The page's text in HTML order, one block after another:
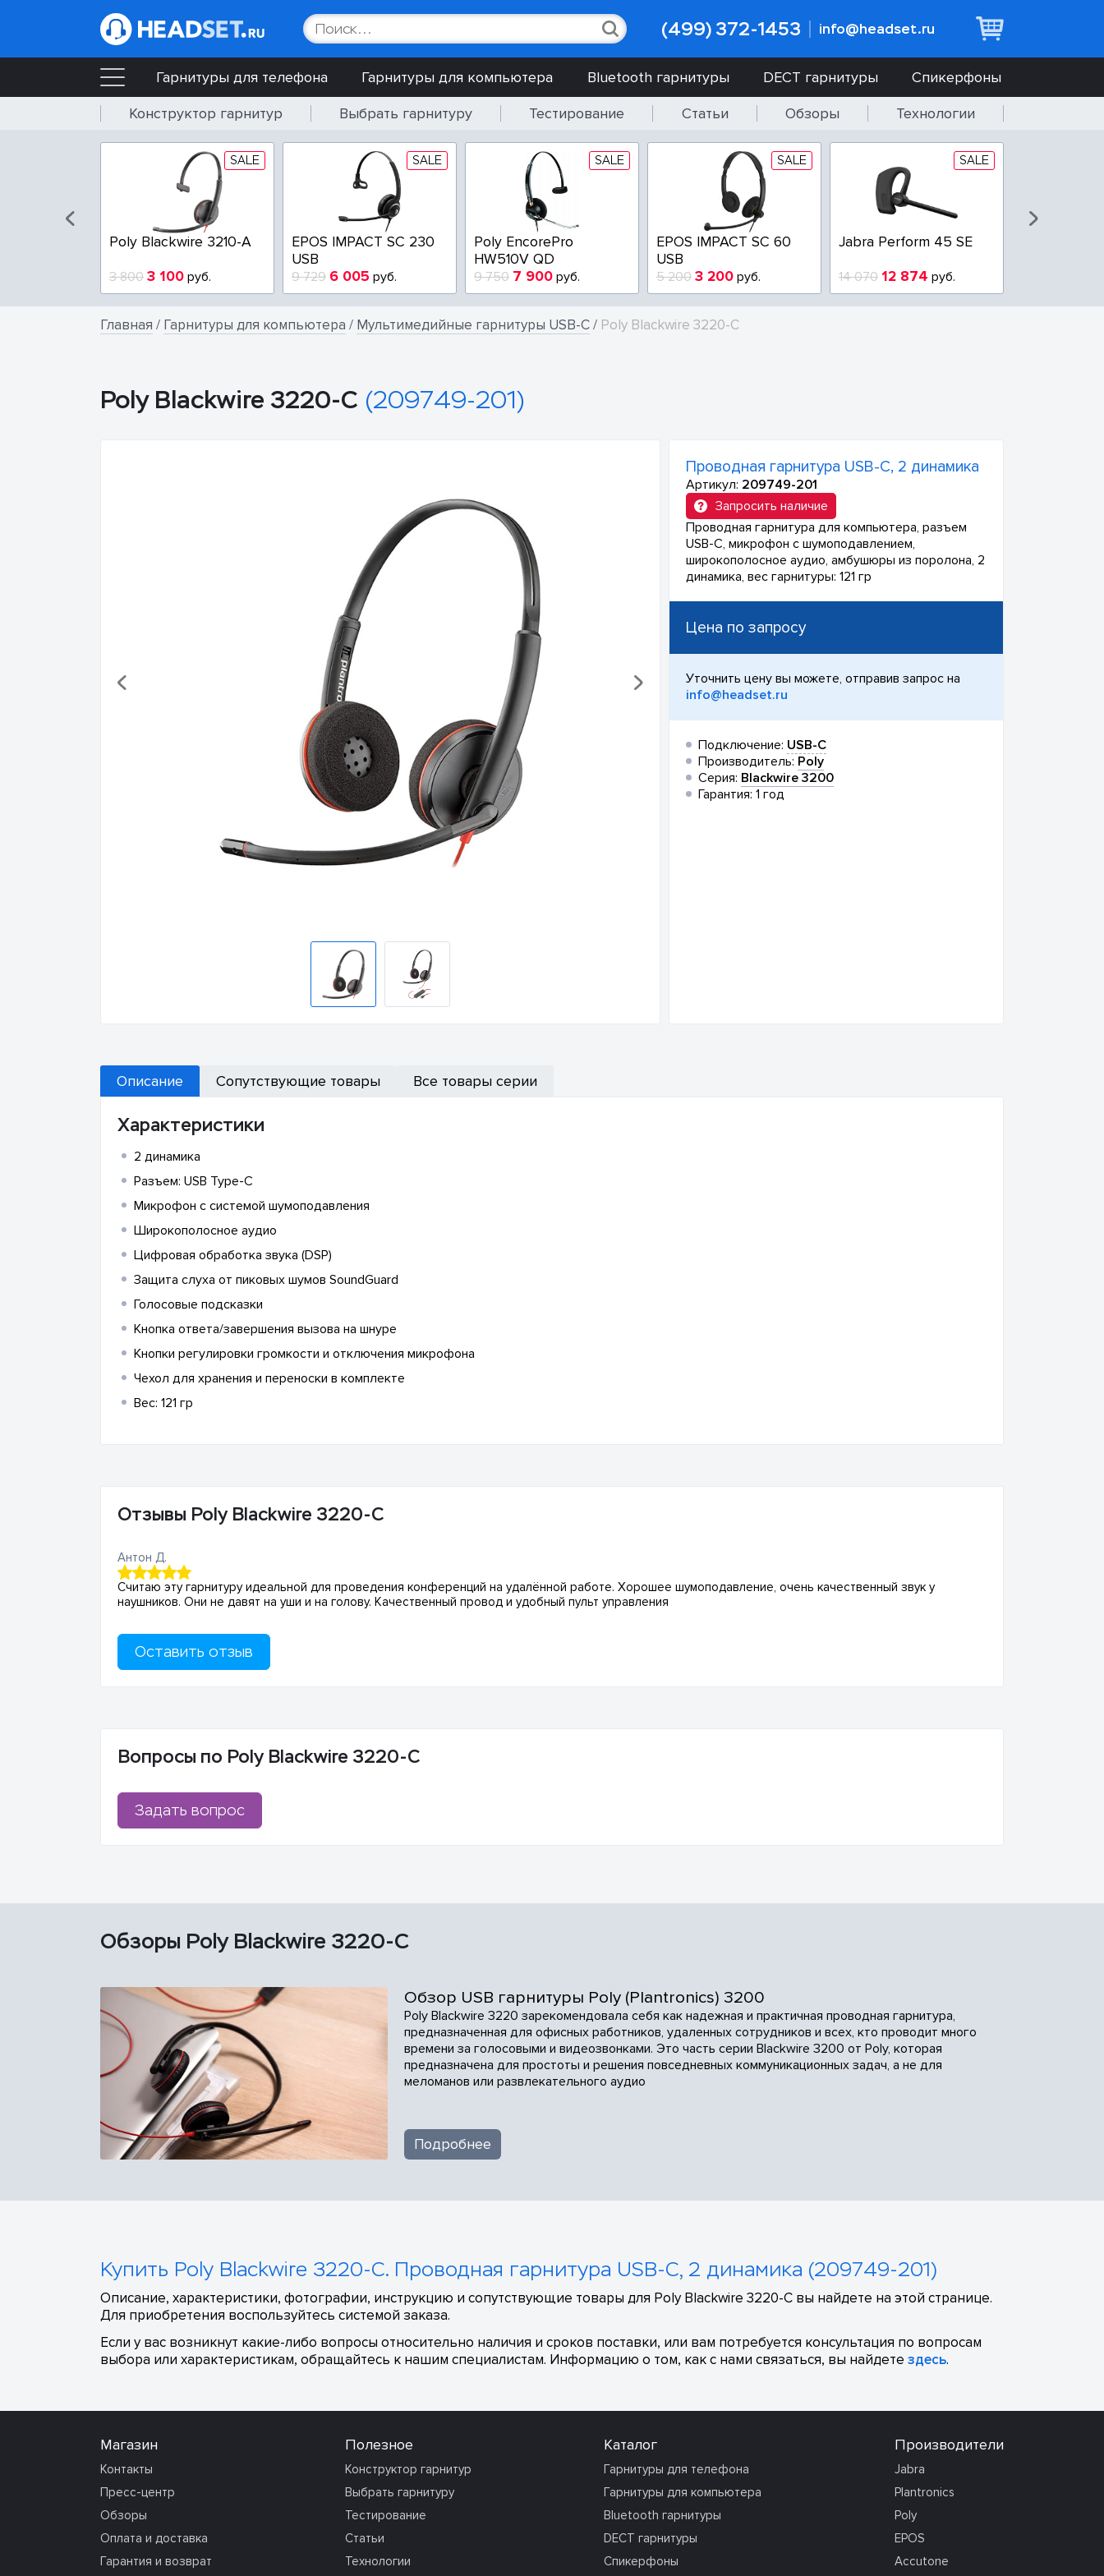
(499) 372-1453 info@headset.ru
Гарнитуры для телефона Гарнитуры для компьютера Bluetooth гарнитуры DECT гарнитуры
Спикерфоны
Конструктор гарнитур
Выбрать гарнитуру Тестирование Статьи Обзоры Технологии
SALE
Poly Blackwire 3210-A
3 800 3 100 руб.
SALE
EPOS IMPACT SC 230
USB
9 729 6 005 руб.
SALE
Poly EncorePro
HW510V QD
9 750 7 900 руб.
SALE
EPOS IMPACT SC 60
USB
5 200 3 200 руб.
SALE
Jabra Perform 45 SE
14 070 12 874 руб.
Главная / Гарнитуры для компьютера / Мультимедийные гарнитуры USB-C/ Poly Blackwire 3220-C
Poly Blackwire 3220-C (209749-201)
Проводная гарнитура USB-C, 2 динамика
Артикул: 209749-201
Запросить наличие
Проводная гарнитура для компьютера, разъем
USB-C, микрофон с шумоподавлением,
широкополосное аудио, амбушюры из поролона, 2
динамика, вес гарнитуры: 121 гр
Цена по запросу
Уточнить цену вы можете, отправив запрос на
info@headset.ru
Подключение: USB-C
Производитель: Poly
Серия: Blackwire 3200
Гарантия: 1 год
Описание Сопутствующие товары Все товары серии
Характеристики
2 динамика
Разъем: USB Type-C
Микрофон с системой шумоподавления
Широкополосное аудио
Цифровая обработка звука (DSP)
Защита слуха от пиковых шумов SoundGuard
Голосовые подсказки
Кнопка ответа/завершения вызова на шнуре
Кнопки регулировки громкости и отключения микрофона
Чехол для хранения и переноски в комплекте
Вес: 121 гр
Отзывы Poly Blackwire 3220-C
Антон Д.
Считаю эту гарнитуру идеальной для проведения конференций на удалённой работе. Хорошее шумоподавление, очень качественный звук у
наушников. Они не давят на уши и на голову. Качественный провод и удобный пульт управления
Оставить отзыв
Вопросы по Poly Blackwire 3220-C
Задать вопрос
Обзоры Poly Blackwire 3220-C
Обзор USB гарнитуры Poly (Plantronics) 3200
Poly Blackwire 3220 зарекомендовала себя как надежная и практичная проводная гарнитура,
предназначенная для офисных работников, удаленных сотрудников и всех, кто проводит много
времени за голосовыми и видеозвонками. Это часть серии Blackwire 3200 от Poly, которая
предназначена для простоты и решения повседневных коммуникационных задач, а не для
меломанов или развлекательного аудио
Подробнее
Купить Poly Blackwire 3220-C. Проводная гарнитура USB-C, 2 динамика (209749-201)
Описание, характеристики, фотографии, инструкцию и сопутствующие товары для Poly Blackwire 3220-C вы найдете на этой странице.
Для приобретения воспользуйтесь системой заказа.
Если у вас возникнут какие-либо вопросы относительно наличия и сроков поставки, или вам потребуется консультация по вопросам
выбора или характеристикам, обращайтесь к нашим специалистам. Информацию о том, как с нами связаться, вы найдете здесь.
Магазин
Контакты
Пресс-центр
Обзоры
Оплата и доставка
Гарантия и возврат
Полезное
Конструктор гарнитур
Выбрать гарнитуру
Тестирование
Статьи
Технологии
Каталог
Гарнитуры для телефона
Гарнитуры для компьютера
Bluetooth гарнитуры
DECT гарнитуры
Спикерфоны
Производители
Jabra
Plantronics
Poly
EPOS
Accutone